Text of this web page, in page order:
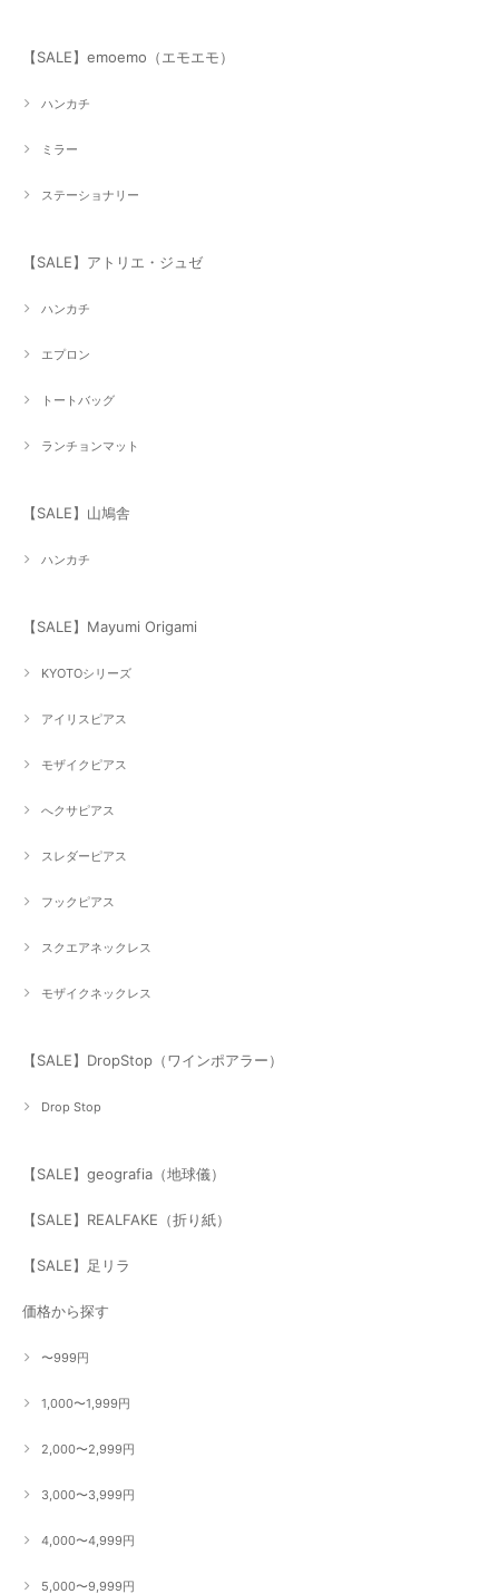
【SALE】emoemo（エモエモ）
ハンカチ
ミラー
ステーショナリー
【SALE】アトリエ・ジュゼ
ハンカチ
エプロン
トートバッグ
ランチョンマット
【SALE】山鳩舎
ハンカチ
【SALE】Mayumi Origami
KYOTOシリーズ
アイリスピアス
モザイクピアス
へクサピアス
スレダーピアス
フックピアス
スクエアネックレス
モザイクネックレス
【SALE】DropStop（ワインポアラー）
Drop Stop
【SALE】geografia（地球儀）
【SALE】REALFAKE（折り紙）
【SALE】足リラ
価格から探す
〜999円
1,000〜1,999円
2,000〜2,999円
3,000〜3,999円
4,000〜4,999円
5,000〜9,999円